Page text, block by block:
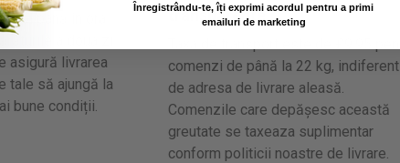
joi până în ora
a doua zi.
asigură livrarea
tale să ajungă la
bune condiții.
transparente
comenzi de până la 22 kg, indiferent
de adresa de livrare aleasă.
Comenzile care depășesc această
greutate se taxeaza suplimentar
conform politicii noastre de livrare.
Înregistrându-te, îți exprimi acordul pentru a primi
emailuri de marketing